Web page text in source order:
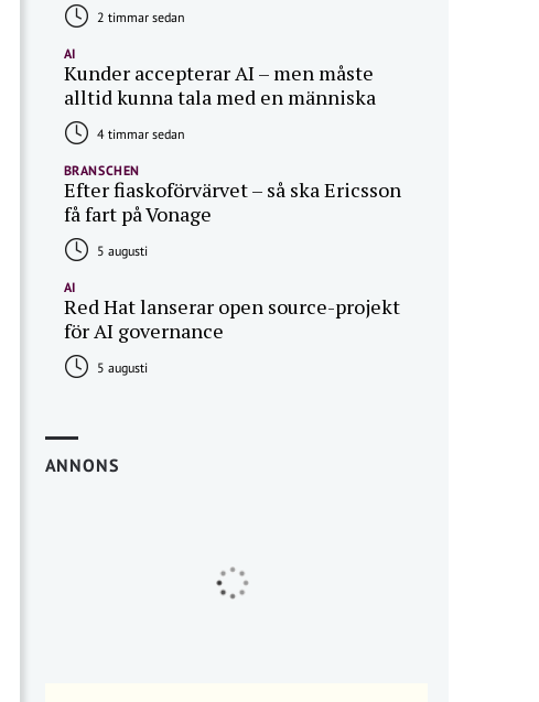
2 timmar sedan
AI
Kunder accepterar AI – men måste
alltid kunna tala med en människa
4 timmar sedan
BRANSCHEN
Efter fiaskoförvärvet – så ska Ericsson
få fart på Vonage
5 augusti
AI
Red Hat lanserar open source-projekt
för AI governance
5 augusti
ANNONS